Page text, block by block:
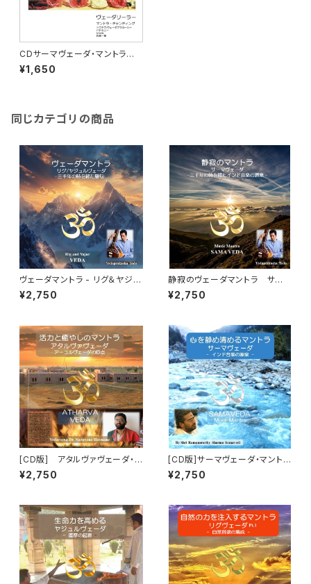
CDサーマヴェーダ・マントラ集
~神々の遊戯 ヴェーダリーラー
VEDA LILA-The Miracle of
¥1,650
同じカテゴリの商品
ヴェーダマントラ - リグ＆ヤジュ
ルヴェーダ - 三千年の時を超え
た聖句 Holy Mantra – Rg & Y
¥2,750
静寂のヴェーダマントラ サー
マヴェーダ 三千年の時を超えた
インド音楽/声明の起源 Music
¥2,750
[CD版] アタルヴァヴェーダ・マ
ントラ（Atharva Veda Mantr
a） チャンティング（詠唱）
¥2,750
[CD版]サーマヴェーダ・マントラ
（Sama Veda Mantra）「パヴィ
トラ-心身の浄化」 チャンティン
¥2,750